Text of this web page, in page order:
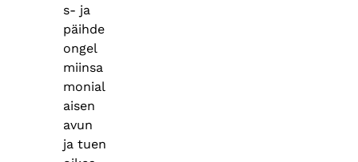
s- ja
päihde
ongel
miinsa
monial
aisen
avun
ja tuen